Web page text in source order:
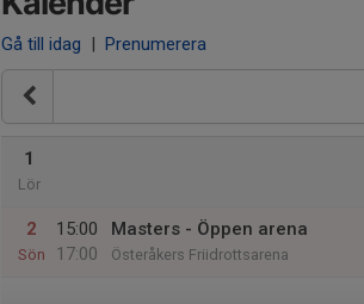
Gå till idag | Prenumerera
1
Lör
2
Sön
15:00
17:00
Masters - Öppen arena
Österåkers Friidrottsarena